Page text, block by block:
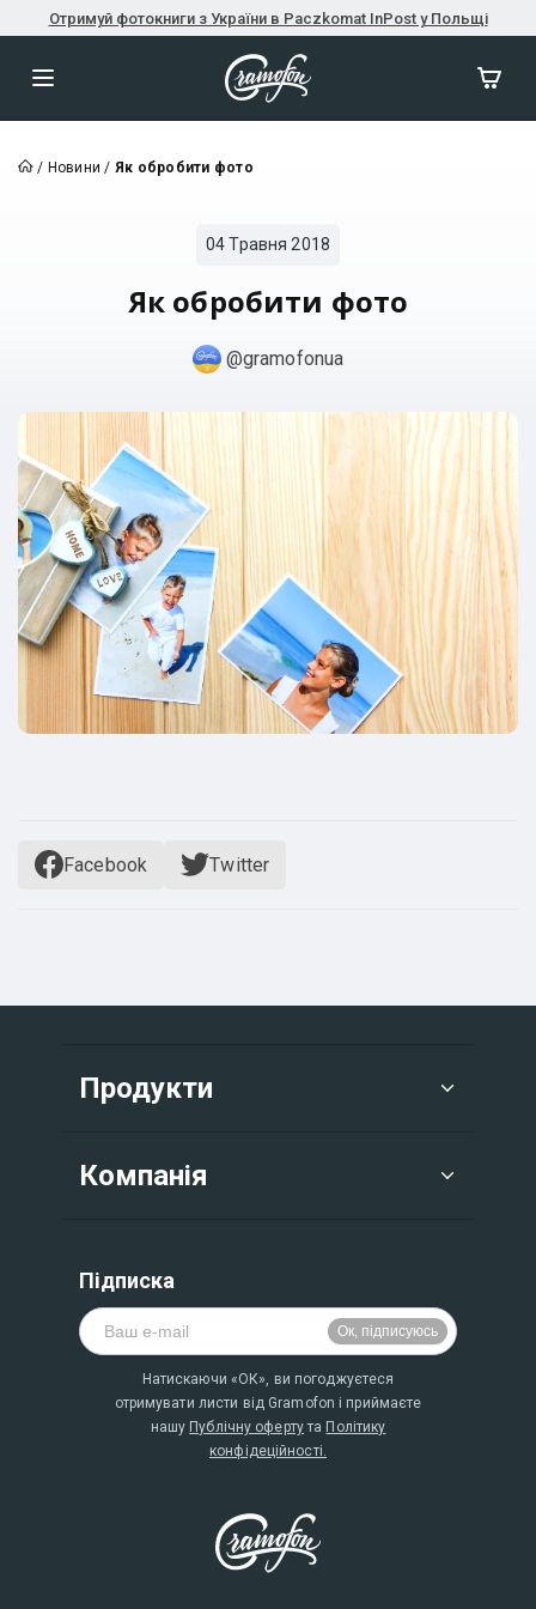
Отримуй фотокниги з України в Paczkomat InPost у Польщі
/ Новини / Як обробити фото
04 Травня 2018
Як обробити фото
@gramofonua
Facebook Twitter
Продукти
Компанія
Підписка
Натискаючи «ОК», ви погоджуєтеся
отримувати листи від Gramofon і приймаєте
нашу Публічну офертута Політику
конфідеційності.